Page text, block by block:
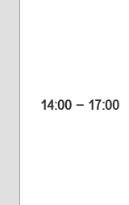
14:00 – 17:00